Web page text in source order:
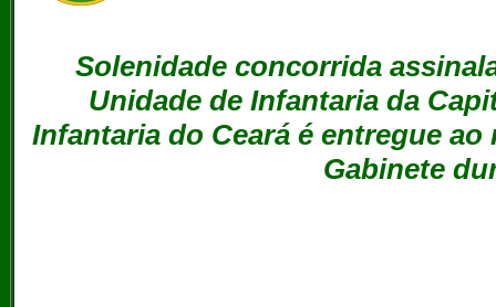
Solenidade concorrida
Unidade de Infantaria da
Infantaria do Ceará é entregue
Gabinete